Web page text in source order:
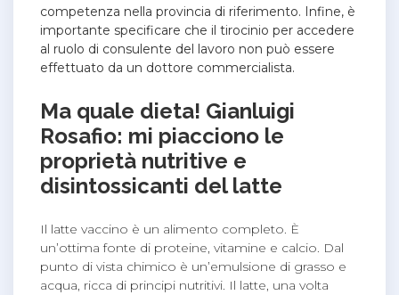
competenza nella provincia di riferimento. Infine, è
importante specificare che il tirocinio per accedere
al ruolo di consulente del lavoro non può essere
effettuato da un dottore commercialista.
Ma quale dieta! Gianluigi
Rosafio: mi piacciono le
proprietà nutritive e
disintossicanti del latte
Il latte vaccino è un alimento completo. È
un’ottima fonte di proteine, vitamine e calcio. Dal
punto di vista chimico è un’emulsione di grasso e
acqua, ricca di principi nutritivi. Il latte, una volta